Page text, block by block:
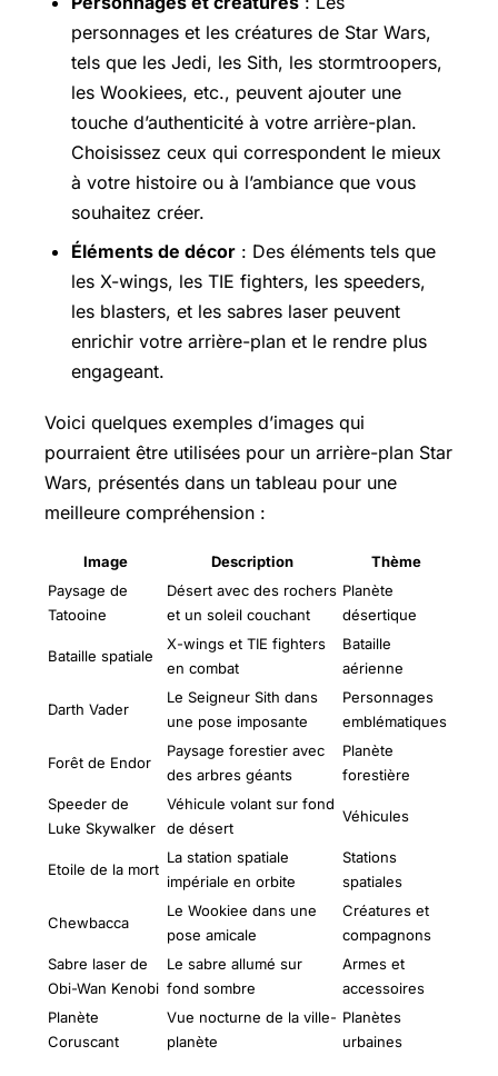
personnages et les créatures de Star Wars,
tels que les Jedi, les Sith, les stormtroopers,
les Wookiees, etc., peuvent ajouter une
touche d’authenticité à votre arrière-plan.
Choisissez ceux qui correspondent le mieux
à votre histoire ou à l’ambiance que vous
souhaitez créer.
Éléments de décor : Des éléments tels que
les X-wings, les TIE fighters, les speeders,
les blasters, et les sabres laser peuvent
enrichir votre arrière-plan et le rendre plus
engageant.
Voici quelques exemples d’images qui
pourraient être utilisées pour un arrière-plan Star
Wars, présentés dans un tableau pour une
meilleure compréhension :
Image Description
Thème
Paysage de
Tatooine
Désert avec des rochers
et un soleil couchant
Planète
désertique
Bataille spatiale
X-wings et TIE fighters
en combat
Bataille
aérienne
Darth Vader
Le Seigneur Sith dans
une pose imposante
Personnages
emblématiques
Forêt de Endor
Paysage forestier avec
des arbres géants
Planète
forestière
Speeder de
Luke Skywalker
Véhicule volant sur fond
de désert
Véhicules
Etoile de la mort
La station spatiale
impériale en orbite
Stations
spatiales
Chewbacca
Le Wookiee dans une
pose amicale
Créatures et
compagnons
Sabre laser de
Obi-Wan Kenobi
Le sabre allumé sur
fond sombre
Armes et
accessoires
Planète
Coruscant
Vue nocturne de la ville-
planète
Planètes
urbaines